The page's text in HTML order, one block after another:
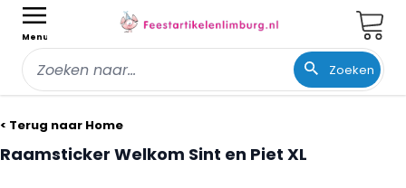
Menu
Zoeken
< Terug naar Home
Raamsticker Welkom Sint en Piet XL